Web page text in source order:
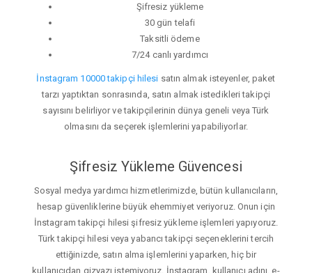
Şifresiz yükleme
30 gün telafi
Taksitli ödeme
7/24 canlı yardımcı
İnstagram 10000 takipçi hilesi satın almak isteyenler, paket
tarzı yaptıktan sonrasında, satın almak istedikleri takipçi
sayısını belirliyor ve takipçilerinin dünya geneli veya Türk
olmasını da seçerek işlemlerini yapabiliyorlar.
Şifresiz Yükleme Güvencesi
Sosyal medya yardımcı hizmetlerimizde, bütün kullanıcıların,
hesap güvenliklerine büyük ehemmiyet veriyoruz. Onun için
İnstagram takipçi hilesi şifresiz yükleme işlemleri yapıyoruz.
Türk takipçi hilesi veya yabancı takipçi seçeneklerini tercih
ettiğinizde, satın alma işlemlerini yaparken, hiç bir
kullanıcıdan gizyazı istemiyoruz. İnstagram, kullanıcı adını, e-